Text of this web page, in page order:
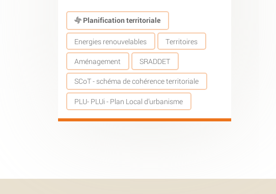
Planification territoriale
Energies renouvelables Territoires
Aménagement SRADDET
SCoT - schéma de cohérence territoriale
PLU- PLUi - Plan Local d’urbanisme